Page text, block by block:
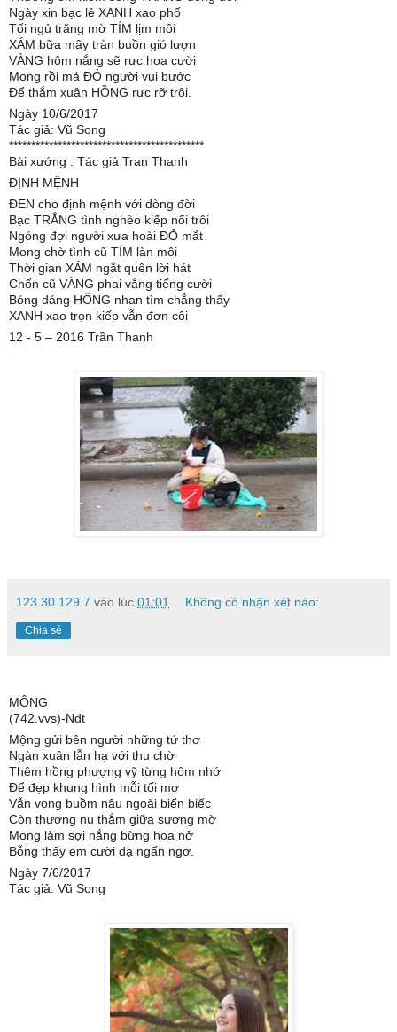
Ngày xin bạc lẻ XANH xao phố
Tối ngủ trăng mờ TÍM lịm môi
XÁM bữa mây tràn buồn gió lượn
VÀNG hôm nắng sẽ rực hoa cười
Mong rồi má ĐỎ người vui bước
Để thắm xuân HỒNG rực rỡ trôi.
Ngày 10/6/2017
Tác giả: Vũ Song
********************************************
Bài xướng : Tác giả Tran Thanh
ĐỊNH MỆNH
ĐEN cho định mệnh với dòng đời
Bạc TRẮNG tình nghèo kiếp nổi trôi
Ngóng đợi người xưa hoài ĐỎ mắt
Mong chờ tình cũ TÍM làn môi
Thời gian XÁM ngắt quên lời hát
Chốn cũ VÀNG phai vắng tiếng cười
Bóng dáng HỒNG nhan tìm chẳng thấy
XANH xao trọn kiếp vẫn đơn côi
12 - 5 – 2016 Trần Thanh
123.30.129.7 vào lúc 01:01 Không có nhận xét nào:
Chia sẻ
MỘNG
(742.vvs)-Nđt
Mộng gửi bên người những tứ thơ
Ngàn xuân lẫn hạ với thu chờ
Thêm hồng phượng vỹ từng hôm nhớ
Để đẹp khung hình mỗi tối mơ
Vẫn vọng buồm nâu ngoài biển biếc
Còn thương nụ thắm giữa sương mờ
Mong làm sợi nắng bừng hoa nở
Bỗng thấy em cười dạ ngẩn ngơ.
Ngày 7/6/2017
Tác giả: Vũ Song